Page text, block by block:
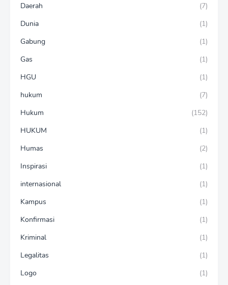
Daerah
(7)
Dunia
(1)
Gabung
(1)
Gas
(1)
HGU
(1)
hukum
(7)
Hukum
(152)
HUKUM
(1)
Humas
(2)
Inspirasi
(1)
internasional
(1)
Kampus
(1)
Konfirmasi
(1)
Kriminal
(1)
Legalitas
(1)
Logo
(1)